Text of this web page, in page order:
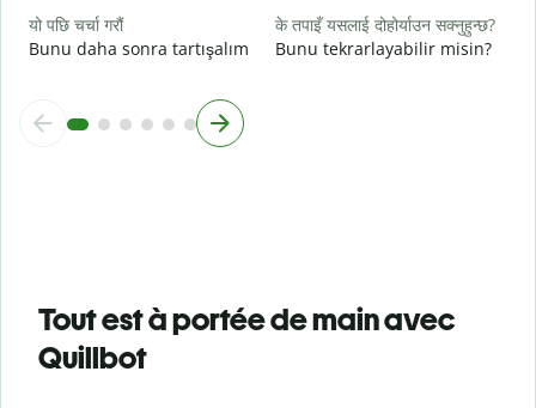
यो पछि चर्चा गरौं
Bunu daha sonra tartışalım
के तपाइँ यसलाई दोहोर्याउन सक्नुहुन्छ?
Bunu tekrarlayabilir misin?
Tout est à portée de main avec
Quillbot